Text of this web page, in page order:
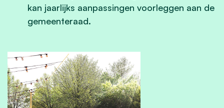
kan jaarlijks aanpassingen voorleggen aan de
gemeenteraad.